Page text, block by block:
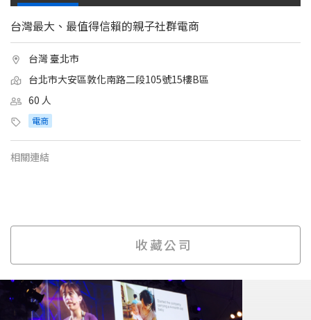
台灣最大、最值得信賴的親子社群電商
台灣 臺北市
台北市大安區敦化南路二段105號15樓B區
60 人
電商
相關連結
收藏公司